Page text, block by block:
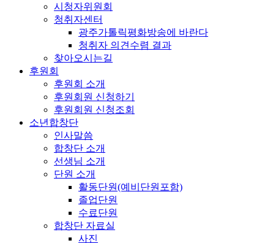
시청자위원회
청취자센터
광주가톨릭평화방송에 바란다
청취자 의견수렴 결과
찾아오시는길
후원회
후원회 소개
후원회원 신청하기
후원회원 신청조회
소년합창단
인사말씀
합창단 소개
선생님 소개
단원 소개
활동단원(예비단원포함)
졸업단원
수료단원
합창단 자료실
사진